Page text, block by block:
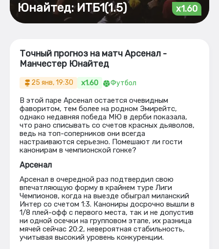
Юнайтед: ИТБ1(1.5)
x1.60
Точный прогноз на матч Арсенал -
Манчестер Юнайтед
25 янв, 19:30 x1.60 Футбол
В этой паре Арсенал остается очевидным
фаворитом, тем более на родном Эмирейтс,
однако недавняя победа МЮ в дерби показала,
что рано списывать со счетов красных дьяволов,
ведь на топ-соперников они всегда
настраиваются серьезно. Помешают ли гости
канонирам в чемпионской гонке?
Арсенал
Арсенал в очередной раз подтвердил свою
впечатляющую форму в крайнем туре Лиги
Чемпионов, когда на выезде обыграл миланский
Интер со счетом 1:3. Канониры досрочно вышли в
1/8 плей-офф с первого места, так и не допустив
ни одной осечки на групповом этапе, их разница
мячей сейчас 20:2, невероятная стабильность,
учитывая высокий уровень конкуренции.